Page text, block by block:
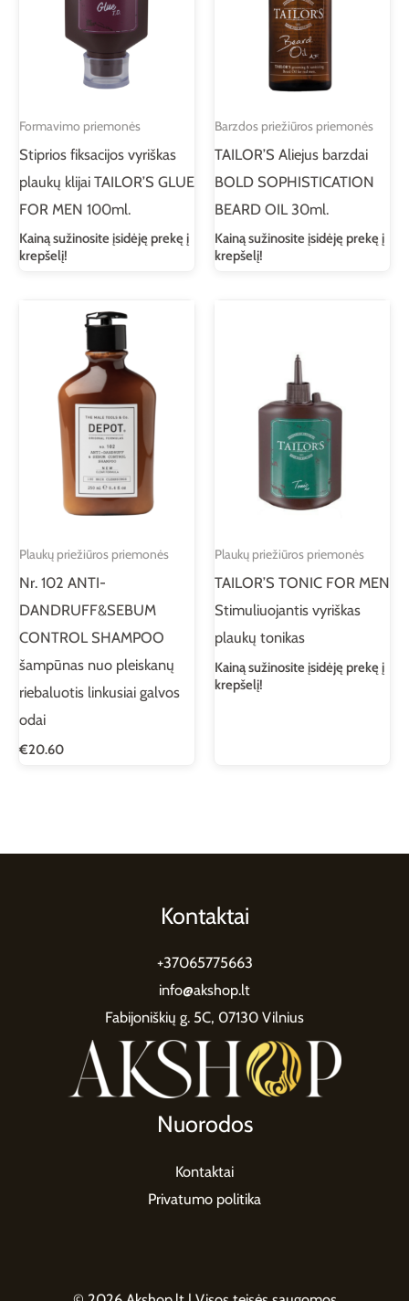
Formavimo priemonės
Stiprios fiksacijos vyriškas
plaukų klijai TAILOR’S GLUE
FOR MEN 100ml.
Kainą sužinosite įsidėję prekę į
krepšelį!
Barzdos priežiūros priemonės
TAILOR’S Aliejus barzdai
BOLD SOPHISTICATION
BEARD OIL 30ml.
Kainą sužinosite įsidėję prekę į
krepšelį!
Plaukų priežiūros priemonės
Nr. 102 ANTI-
DANDRUFF&SEBUM
CONTROL SHAMPOO
šampūnas nuo pleiskanų
riebaluotis linkusiai galvos
odai
€20.60
Plaukų priežiūros priemonės
TAILOR’S TONIC FOR MEN
Stimuliuojantis vyriškas
plaukų tonikas
Kainą sužinosite įsidėję prekę į
krepšelį!
Kontaktai
+37065775663
info@akshop.lt
Fabijoniškių g. 5C, 07130 Vilnius
Nuorodos
Kontaktai
Privatumo politika